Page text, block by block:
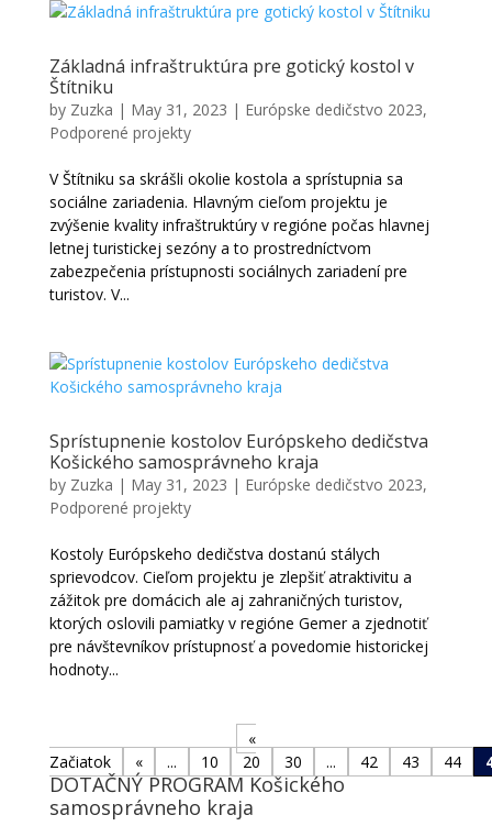
Základná infraštruktúra pre gotický kostol v
Štítniku
by Zuzka | May 31, 2023 | Európske dedičstvo 2023,
Podporené projekty
V Štítniku sa skrášli okolie kostola a sprístupnia sa
sociálne zariadenia. Hlavným cieľom projektu je
zvýšenie kvality infraštruktúry v regióne počas hlavnej
letnej turistickej sezóny a to prostredníctvom
zabezpečenia prístupnosti sociálnych zariadení pre
turistov. V...
Sprístupnenie kostolov Európskeho dedičstva
Košického samosprávneho kraja
by Zuzka | May 31, 2023 | Európske dedičstvo 2023,
Podporené projekty
Kostoly Európskeho dedičstva dostanú stálych
sprievodcov. Cieľom projektu je zlepšiť atraktivitu a
zážitok pre domácich ale aj zahraničných turistov,
ktorých oslovili pamiatky v regióne Gemer a zjednotiť
pre návštevníkov prístupnosť a povedomie historickej
hodnoty...
«
Začiatok
« ... 10 20 30 ... 42 43 44
DOTAČNÝ PROGRAM Košického
samosprávneho kraja